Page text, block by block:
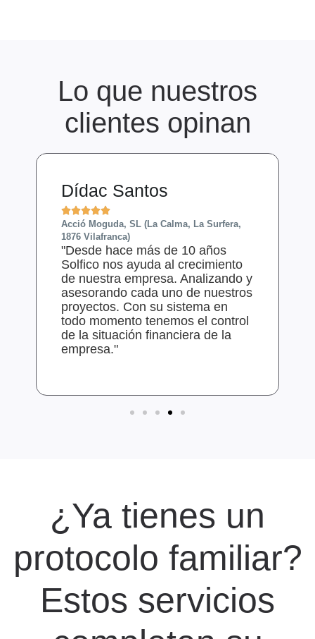
Lo que nuestros
clientes opinan
Dídac Santos

Acció Moguda, SL (La Calma, La Surfera,
1876 Vilafranca)
"Desde hace más de 10 años
Solfico nos ayuda al crecimiento
de nuestra empresa. Analizando y
asesorando cada uno de nuestros
proyectos. Con su sistema en
todo momento tenemos el control
de la situación financiera de la
empresa."
¿Ya tienes un
protocolo familiar?
Estos servicios